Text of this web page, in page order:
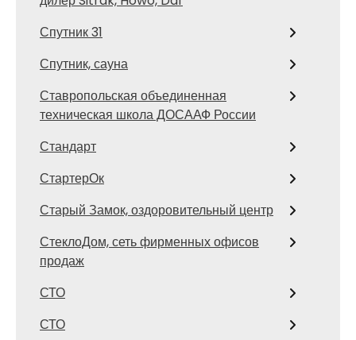
Спутник 31
Спутник, сауна
Ставропольская объединенная
техническая школа ДОСААФ России
Стандарт
СтартерОк
Старый Замок, оздоровительный центр
СтеклоДом, сеть фирменных офисов
продаж
СТО
СТО